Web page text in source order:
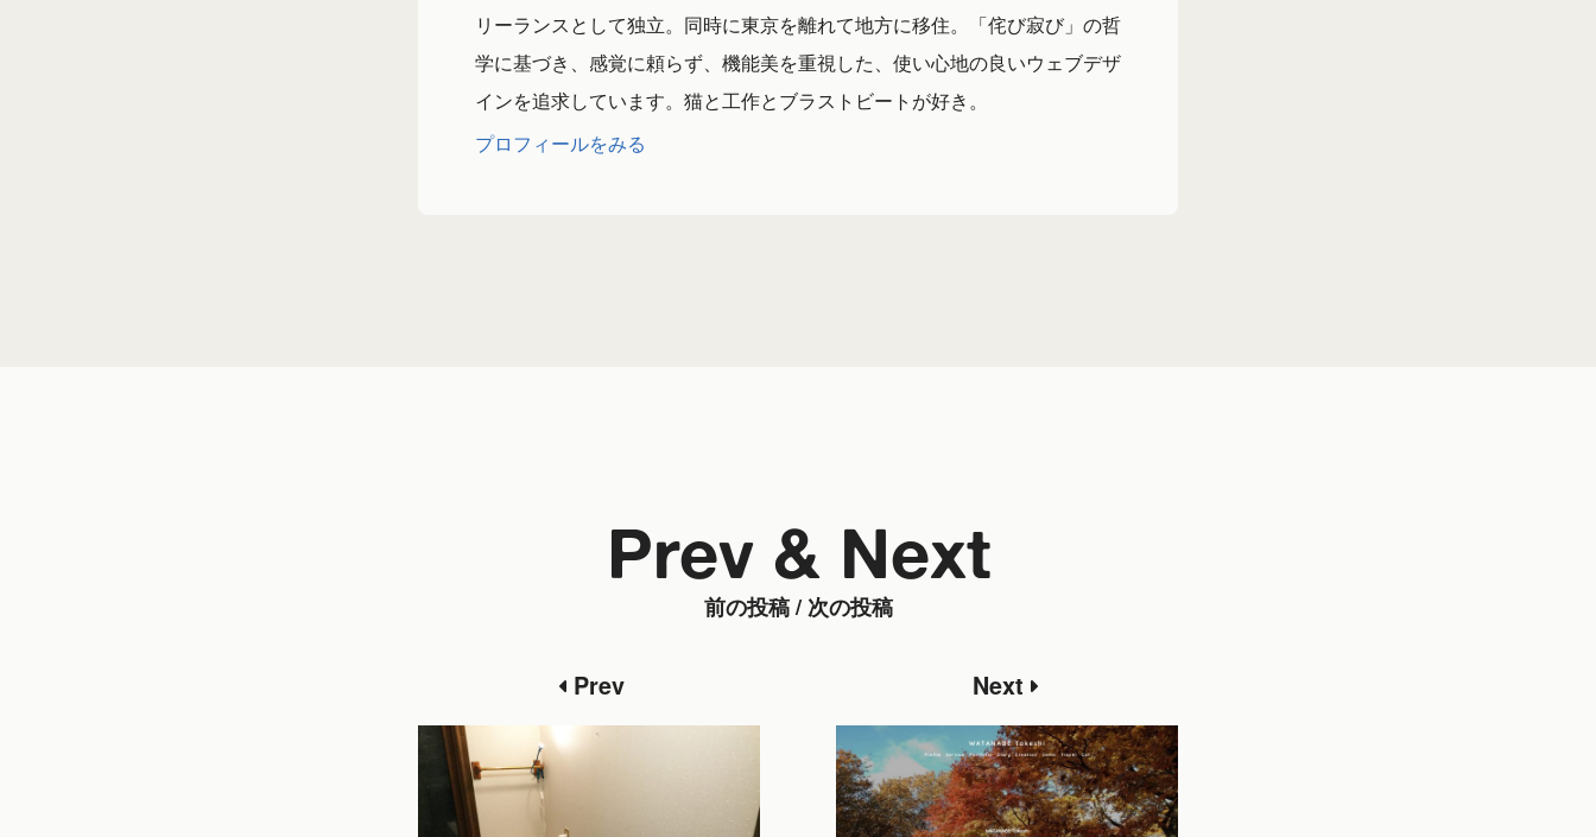
リーランスとして独立。同時に東京を離れて地方に移住。「侘び寂び」の哲
学に基づき、感覚に頼らず、機能美を重視した、使い心地の良いウェブデザ
インを追求しています。猫と工作とブラストビートが好き。
プロフィールをみる
前の投稿 / 次の投稿
Prev & Next
Prev Next